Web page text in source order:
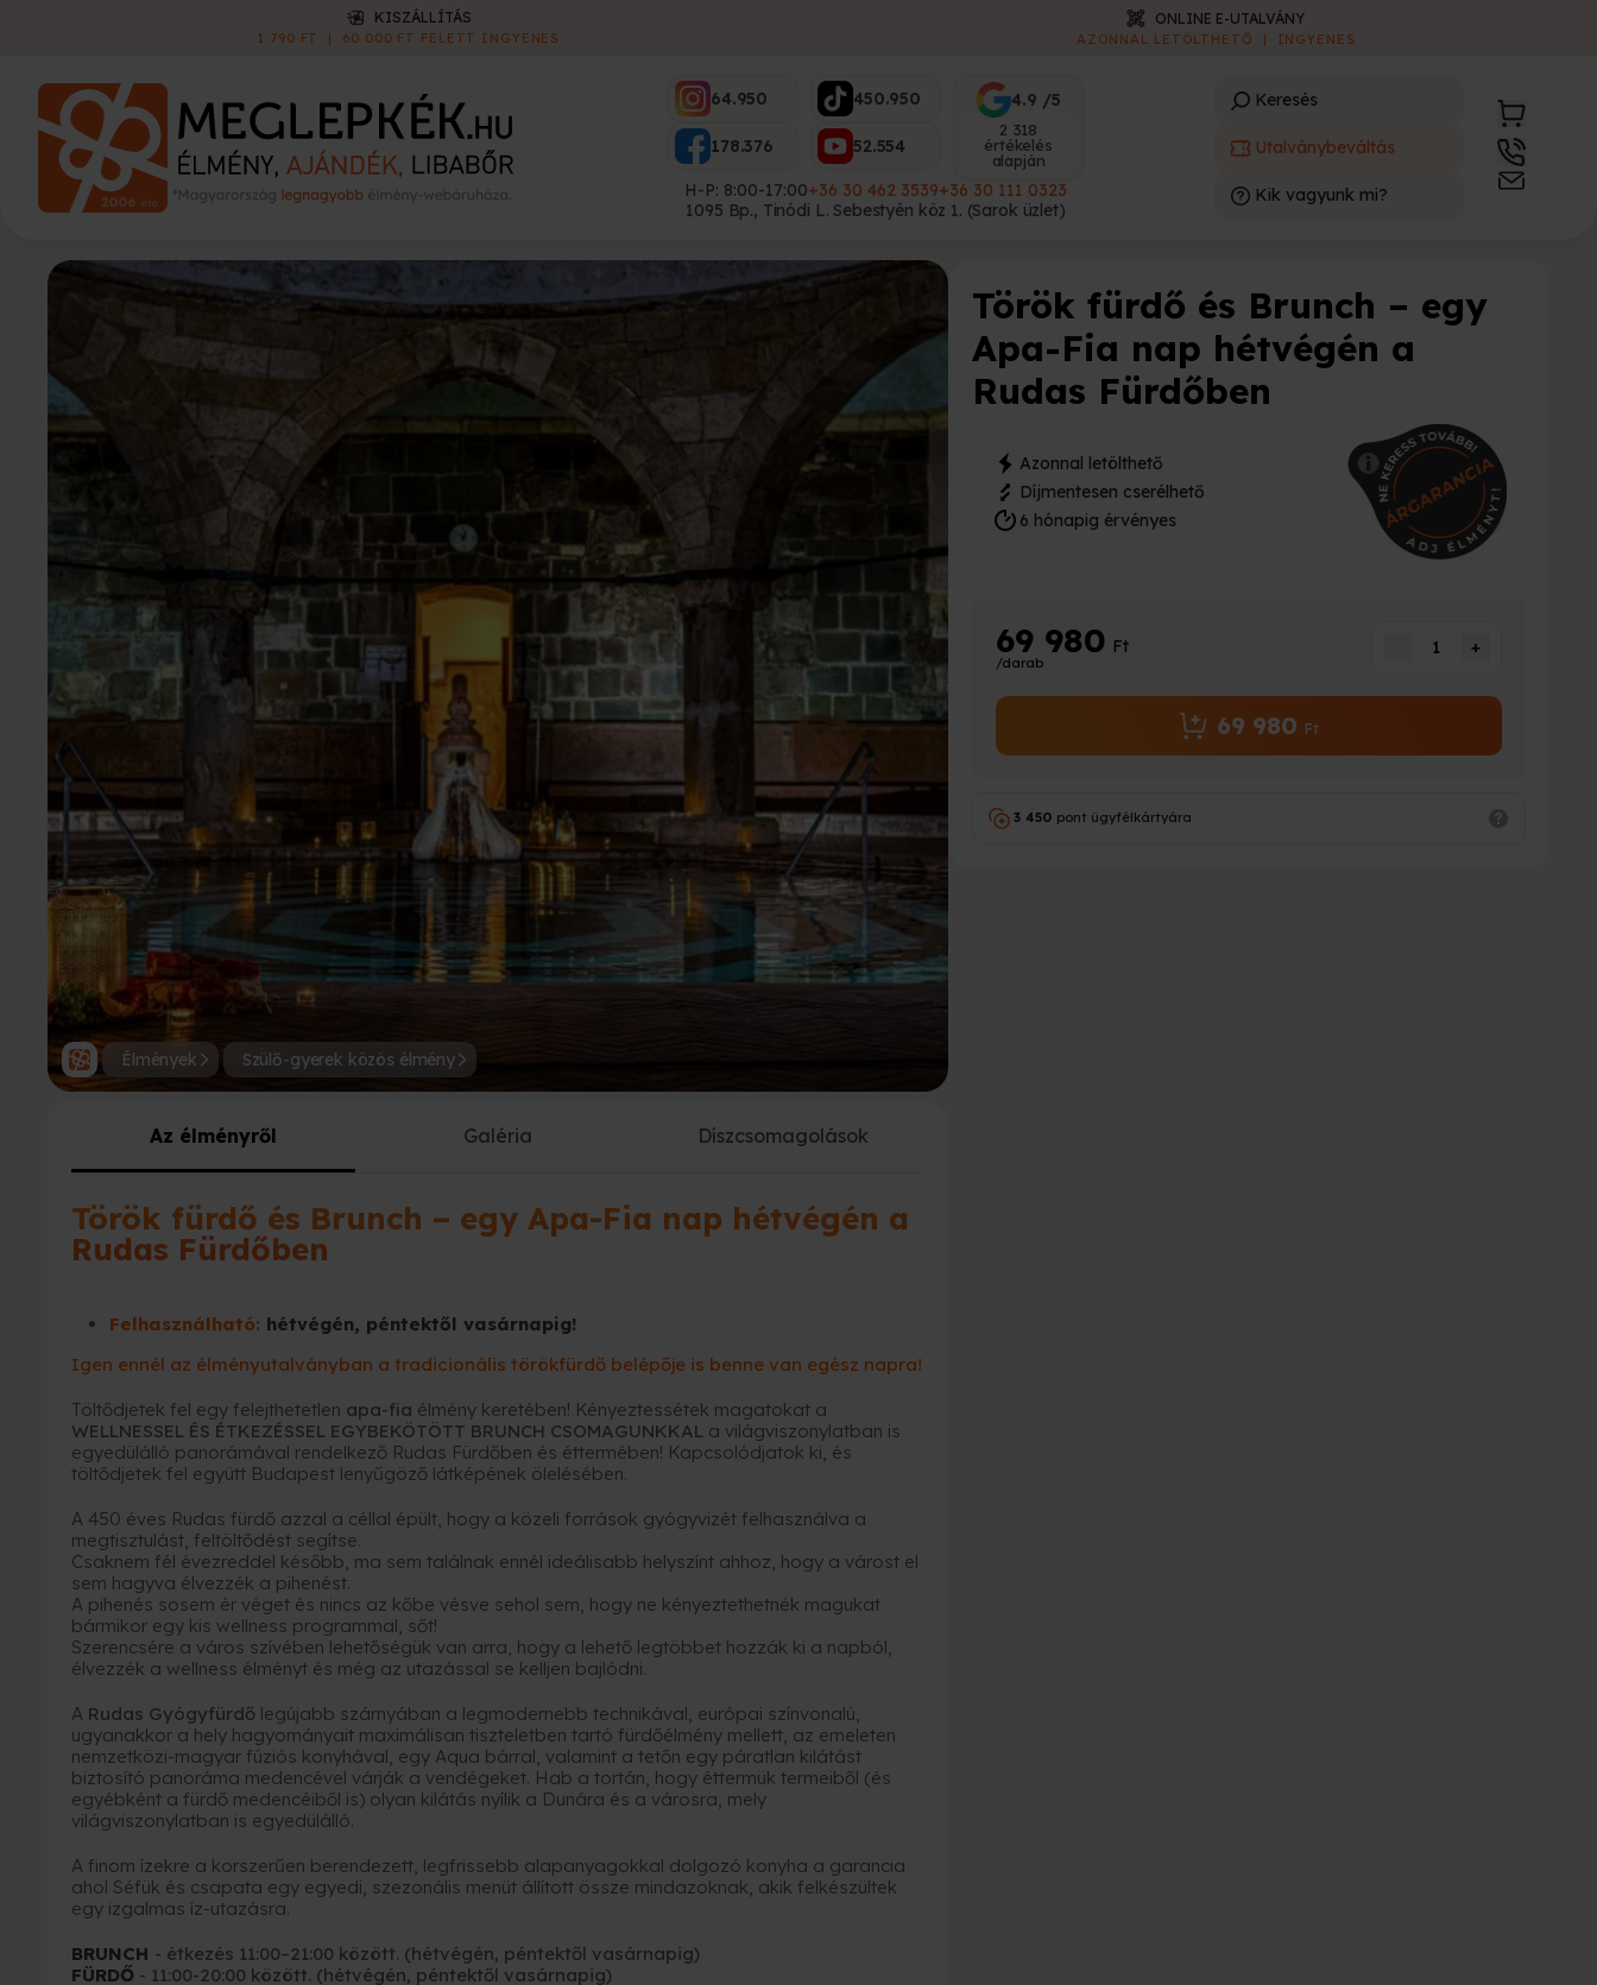
KISZÁLLÍTÁS
1 790 FT | 60 000 FT FELETT INGYENES
ONLINE E-UTALVÁNY
AZONNAL LETÖLTHETŐ | INGYENES
64.950
178.376
450.950
52.554
4.9 /5
2 318
értékelés
alapján
H-P: 8:00-17:00+36 30 462 3539+36 30 111 0323
1095 Bp., Tinódi L. Sebestyén köz 1. (Sarok üzlet)
Keresés
Utalványbeváltás
Kik vagyunk mi?
Élmények Szülő-gyerek közös élmény
Az élményről Galéria Díszcsomagolások
Török fürdő és Brunch – egy Apa-Fia nap hétvégén a
Rudas Fürdőben
Felhasználható: hétvégén, péntektől vasárnapig!
Igen ennél az élményutalványban a tradicionális törökfürdő belépője is benne van egész napra!
Töltődjetek fel egy felejthetetlen apa-fia élmény keretében! Kényeztessétek magatokat a
WELLNESSEL ÉS ÉTKEZÉSSEL EGYBEKÖTÖTT BRUNCH CSOMAGUNKKAL a világviszonylatban is
egyedülálló panorámával rendelkező Rudas Fürdőben és éttermében! Kapcsolódjatok ki, és
töltődjetek fel együtt Budapest lenyűgöző látképének ölelésében.
A 450 éves Rudas fürdő azzal a céllal épült, hogy a közeli források gyógyvizét felhasználva a
megtisztulást, feltöltődést segítse.
Csaknem fél évezreddel később, ma sem találnak ennél ideálisabb helyszínt ahhoz, hogy a várost el
sem hagyva élvezzék a pihenést.
A pihenés sosem ér véget és nincs az kőbe vésve sehol sem, hogy ne kényeztethetnék magukat
bármikor egy kis wellness programmal, sőt!
Szerencsére a város szívében lehetőségük van arra, hogy a lehető legtöbbet hozzák ki a napból,
élvezzék a wellness élményt és még az utazással se kelljen bajlódni.
A Rudas Gyógyfürdő legújabb szárnyában a legmodernebb technikával, európai színvonalú,
ugyanakkor a hely hagyományait maximálisan tiszteletben tartó fürdőélmény mellett, az emeleten
nemzetközi-magyar fúziós konyhával, egy Aqua bárral, valamint a tetőn egy páratlan kilátást
biztosító panoráma medencével várják a vendégeket. Hab a tortán, hogy éttermük termeiből (és
egyébként a fürdő medencéiből is) olyan kilátás nyílik a Dunára és a városra, mely
világviszonylatban is egyedülálló.
A finom ízekre a korszerűen berendezett, legfrissebb alapanyagokkal dolgozó konyha a garancia
ahol Séfük és csapata egy egyedi, szezonális menüt állított össze mindazoknak, akik felkészültek
egy izgalmas íz-utazásra.
BRUNCH - étkezés 11:00–21:00 között. (hétvégén, péntektől vasárnapig)
FÜRDŐ - 11:00-20:00 között. (hétvégén, péntektől vasárnapig)
Török fürdő és Brunch – egy
Apa-Fia nap hétvégén a
Rudas Fürdőben
Azonnal letölthető
Díjmentesen cserélhető
6 hónapig érvényes
69 980Ft
/darab
1 +
69 980 Ft
3 450 pont ügyfélkártyára